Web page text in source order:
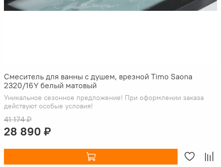
Смеситель для ванны с душем, врезной Timo Saona
2320/16Y белый матовый
Уникальное сезонное предложение! При оформлении заказа
действуют особые условия!
41 174 ₽
28 890 ₽